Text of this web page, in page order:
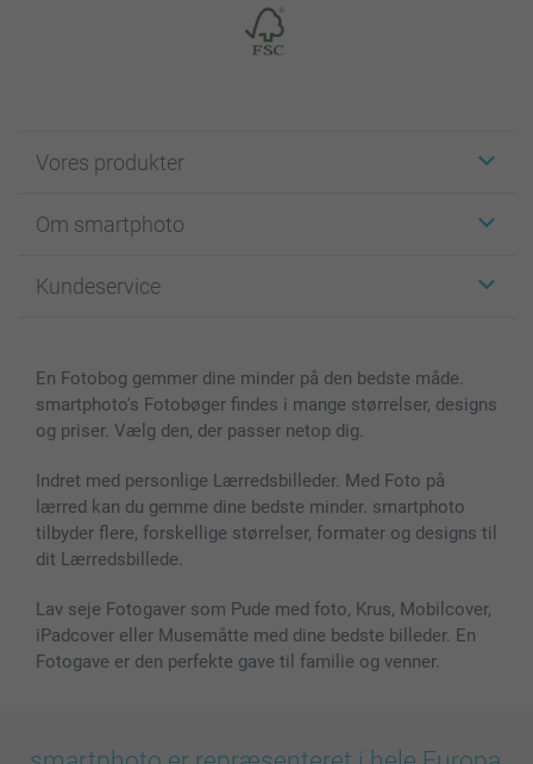
Vores produkter
Fotokort
Fotobøger
Cover til mobil & tablet
MyNameBook
Fotorammer & Tilbehør
Alle fotoprodukter
Om smartphoto
For affiliate
Sitemap
Betingelser og garantier
Kundeservice
smartbonus
Priser & betaling
En Fotobog gemmer dine minder på den bedste måde.
smartphoto's Fotobøger findes i mange størrelser, designs
og priser. Vælg den, der passer netop dig.
Indret med personlige Lærredsbilleder. Med Foto på
lærred kan du gemme dine bedste minder. smartphoto
tilbyder flere, forskellige størrelser, formater og designs til
dit Lærredsbillede.
Lav seje Fotogaver som Pude med foto, Krus, Mobilcover,
iPadcover eller Musemåtte med dine bedste billeder. En
Fotogave er den perfekte gave til familie og venner.